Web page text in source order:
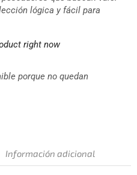
, la serie Ravix reúne rendimiento
que buscan valor